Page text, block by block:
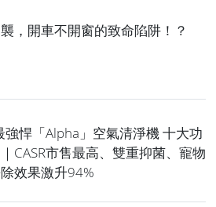
，開車不開窗的致命陷阱！？
強悍「Alpha」空氣清淨機 十大功
CASR市售最高、雙重抑菌、寵物
效果激升94%